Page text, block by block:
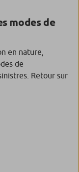
modes de
en nature,
de
Retour sur